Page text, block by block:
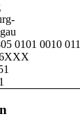
0101 0010